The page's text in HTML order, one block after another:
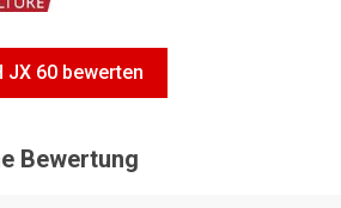
Motorsägen
Freischneider
JX 60 bewerten
Bewertung